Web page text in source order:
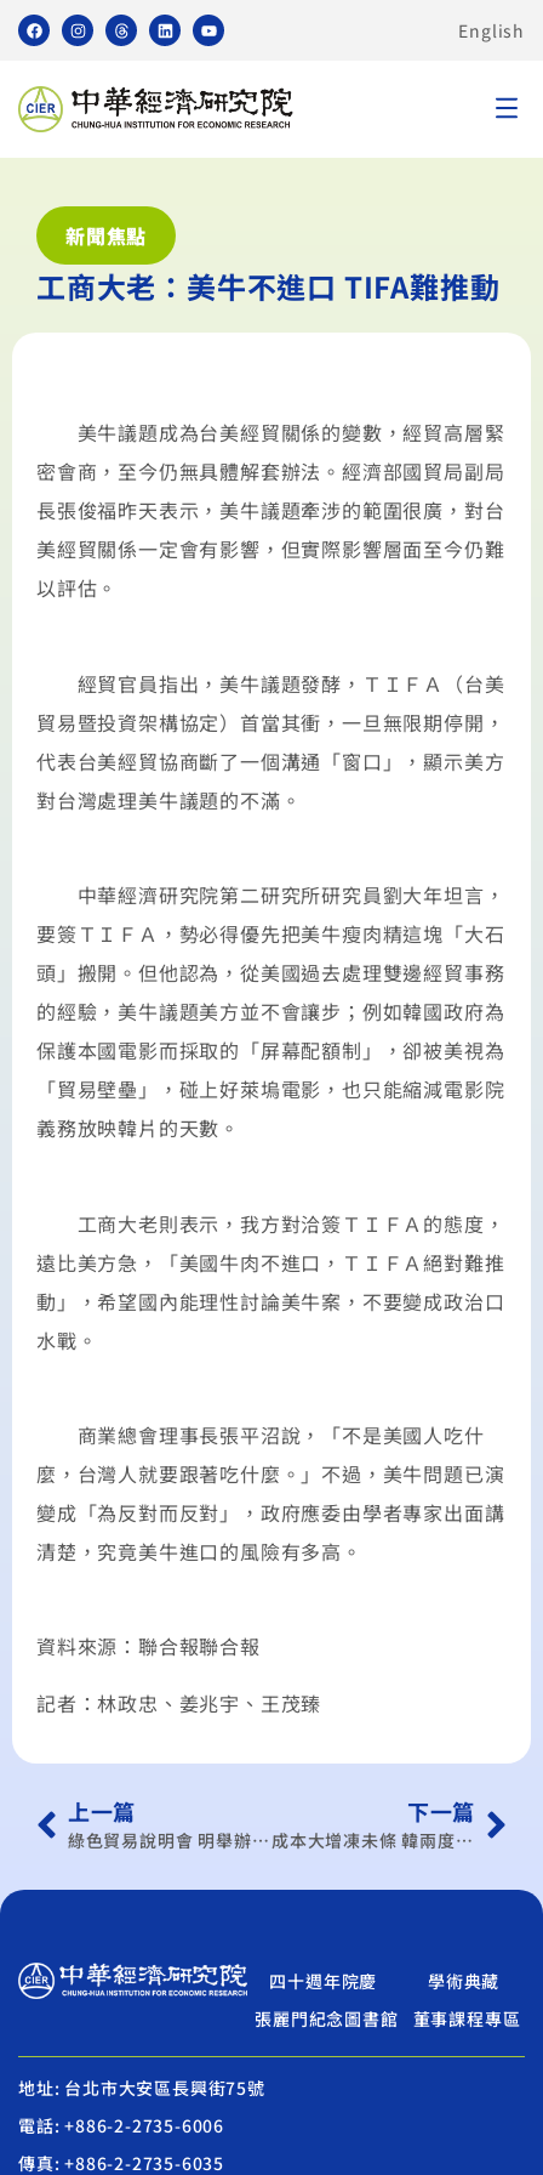
English
新聞焦點
工商大老：美牛不進口 TIFA難推動
美牛議題成為台美經貿關係的變數，經貿高層緊
密會商，至今仍無具體解套辦法。經濟部國貿局副局
長張俊福昨天表示，美牛議題牽涉的範圍很廣，對台
美經貿關係一定會有影響，但實際影響層面至今仍難
以評估。
經貿官員指出，美牛議題發酵，ＴＩＦＡ（台美
貿易暨投資架構協定）首當其衝，一旦無限期停開，
代表台美經貿協商斷了一個溝通「窗口」，顯示美方
對台灣處理美牛議題的不滿。
中華經濟研究院第二研究所研究員劉大年坦言，
要簽ＴＩＦＡ，勢必得優先把美牛瘦肉精這塊「大石
頭」搬開。但他認為，從美國過去處理雙邊經貿事務
的經驗，美牛議題美方並不會讓步；例如韓國政府為
保護本國電影而採取的「屏幕配額制」，卻被美視為
「貿易壁壘」，碰上好萊塢電影，也只能縮減電影院
義務放映韓片的天數。
工商大老則表示，我方對洽簽ＴＩＦＡ的態度，
遠比美方急，「美國牛肉不進口，ＴＩＦＡ絕對難推
動」，希望國內能理性討論美牛案，不要變成政治口
水戰。
商業總會理事長張平沼說，「不是美國人吃什
麼，台灣人就要跟著吃什麼。」不過，美牛問題已演
變成「為反對而反對」，政府應委由學者專家出面講
清楚，究竟美牛進口的風險有多高。
資料來源：聯合報聯合報
記者：林政忠、姜兆宇、王茂臻
上一篇
綠色貿易說明會 明舉辦 首場於台北開講，7日、12日則南下至台中、高雄。
下一篇
成本大增凍未條 韓兩度調漲電價
四十週年院慶
學術典藏
張麗門紀念圖書館
董事課程專區
地址: 台北市大安區長興街75號
電話: +886-2-2735-6006
傳真: +886-2-2735-6035